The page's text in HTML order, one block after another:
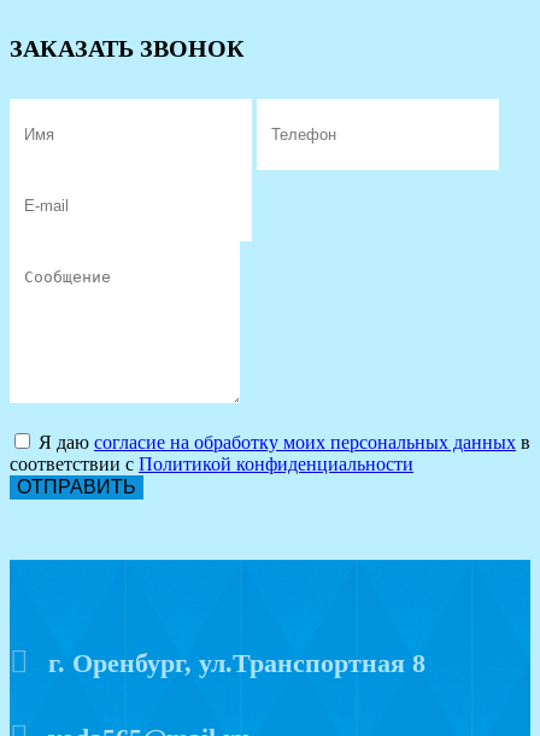
ЗАКАЗАТЬ ЗВОНОК
Я даю согласие на обработку моих персональных данных в
соответствии с Политикой конфиденциальности
ОТПРАВИТЬ
г. Оренбург, ул.Транспортная 8